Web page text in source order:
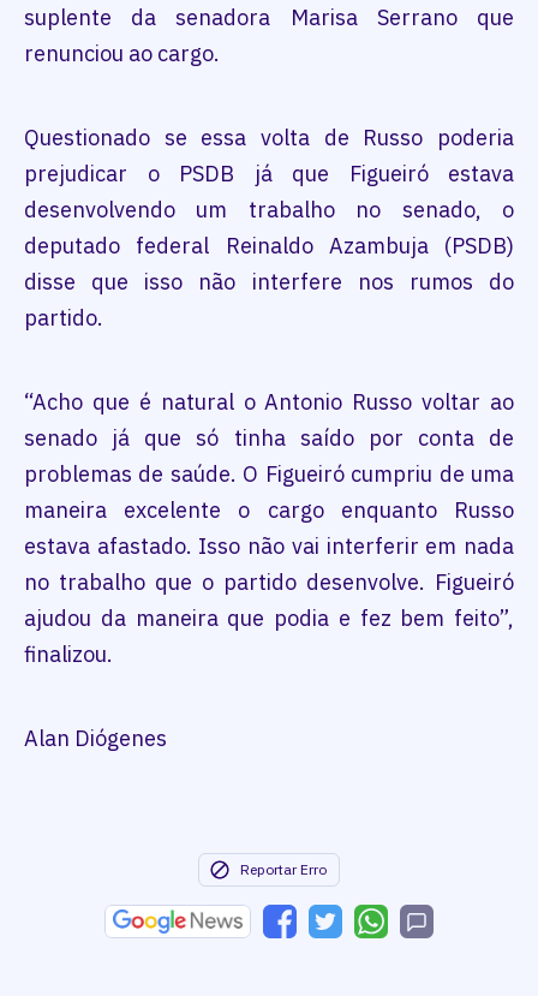
suplente da senadora Marisa Serrano que
renunciou ao cargo.
Questionado se essa volta de Russo poderia
prejudicar o PSDB já que Figueiró estava
desenvolvendo um trabalho no senado, o
deputado federal Reinaldo Azambuja (PSDB)
disse que isso não interfere nos rumos do
partido.
“Acho que é natural o Antonio Russo voltar ao
senado já que só tinha saído por conta de
problemas de saúde. O Figueiró cumpriu de uma
maneira excelente o cargo enquanto Russo
estava afastado. Isso não vai interferir em nada
no trabalho que o partido desenvolve. Figueiró
ajudou da maneira que podia e fez bem feito”,
finalizou.
Alan Diógenes
Reportar Erro